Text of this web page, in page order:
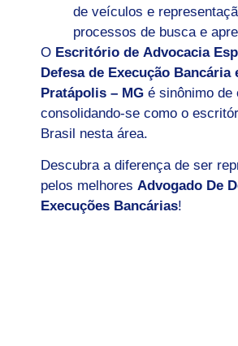
de veículos e
processos de busca e
O Escritório de Advocacia
Defesa de Execução Bancária
Pratápolis – MG é sinônimo de
consolidando-se como o
Brasil nesta área.
Descubra a diferença de ser
pelos melhores Advogado De
Execuções Bancárias!